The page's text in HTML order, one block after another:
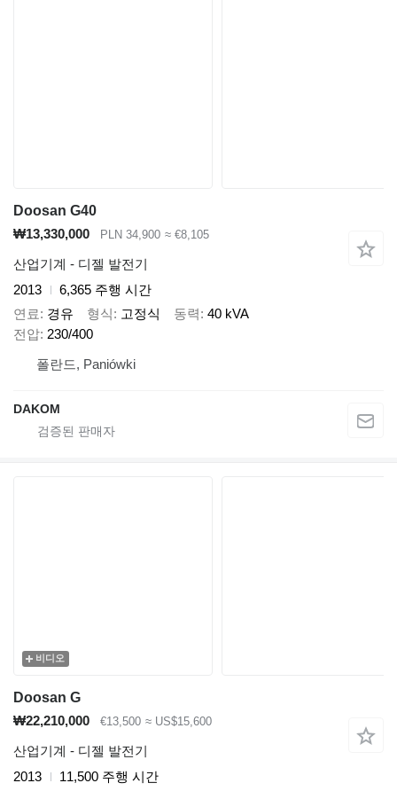
Doosan G40
₩13,330,000
PLN 34,900 ≈ €8,105
산업기계 - 디젤 발전기
2013
6,365 주행 시간
연료
경유 형식 고정식 동력 40 kVA
전압 230/400
폴란드, Paniówki
DAKOM
비디오
Doosan G
₩22,210,000
€13,500 ≈ US$15,600
산업기계 - 디젤 발전기
2013
11,500 주행 시간